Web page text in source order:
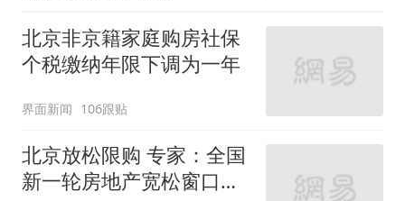
北京非京籍家庭购房社保
个税缴纳年限下调为一年
界面新闻 106跟贴
北京放松限购 专家：全国
新一轮房地产宽松窗口打